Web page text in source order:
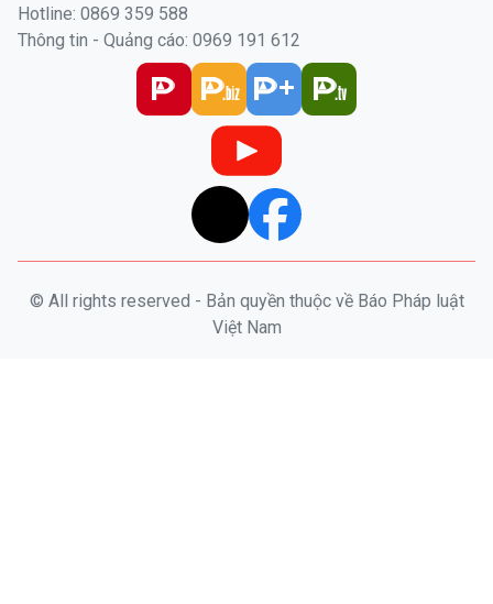
Hotline: 0869 359 588
Thông tin - Quảng cáo: 0969 191 612
© All rights reserved - Bản quyền thuộc về Báo Pháp luật
Việt Nam